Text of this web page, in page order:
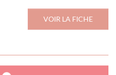
VOIR LA FICHE